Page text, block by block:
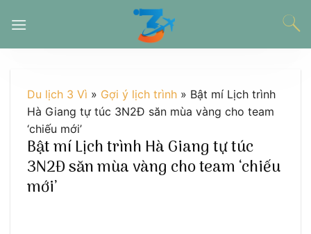
đến
Du lịch 3 Vì » Gợi ý lịch trình » Bật mí Lịch trình
Hà Giang tự túc 3N2Đ săn mùa vàng cho team
‘chiếu mới’
Bật mí Lịch trình Hà Giang tự túc
3N2Đ săn mùa vàng cho team ‘chiếu
mới’